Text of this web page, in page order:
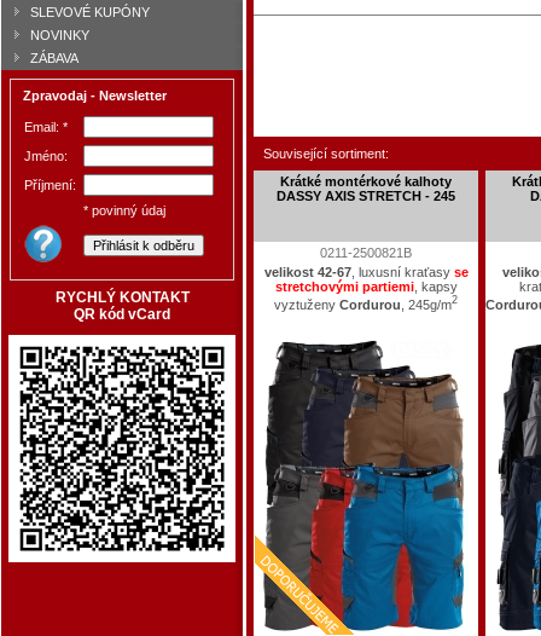
SLEVOVÉ KUPÓNY
NOVINKY
ZÁBAVA
Zpravodaj - Newsletter
Email: *
Jméno:
Příjmení:
* povinný údaj
RYCHLÝ KONTAKT
QR kód vCard
Související sortiment:
Krátké montérkové kalhoty
DASSY AXIS STRETCH - 245
0211-2500821B
velikost 42-67, luxusní kraťasy se
stretchovými partiemi, kapsy
vyztuženy Cordurou , 245g/m2